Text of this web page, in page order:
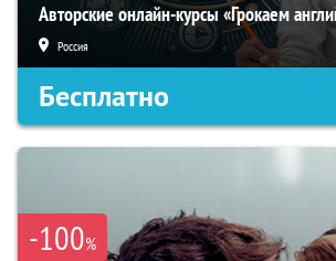
Авторские онлайн-курсы «Грокаем
Россия
Бесплатно
-100%